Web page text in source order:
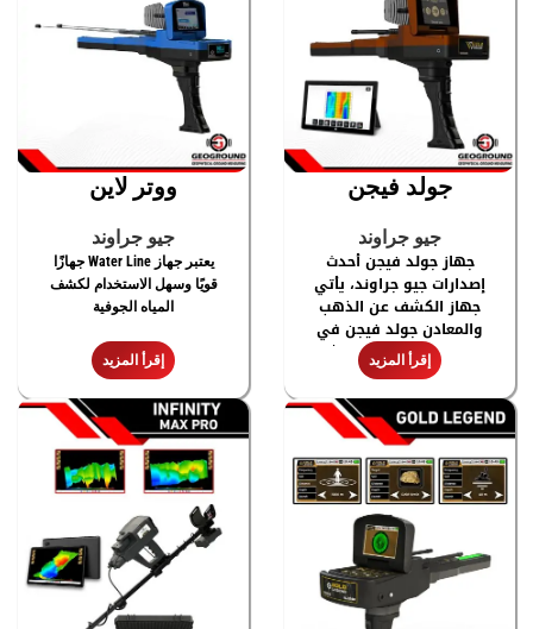
جولد فيجن
جيو جراوند
جهاز جولد فيجن أحدث
إصدارات جيو جراوند، يأتي
جهاز الكشف عن الذهب
والمعادن جولد فيجن في
المقدمة. بتقنيات حديثة
ومتقدمة والعديد من
الميزات سهلة الاستخدام
للكشف عن المعادن
والكنوز المدفونة بأنواعها
واستكشافها.
إقرأ المزيد
ووتر لاين
جيو جراوند
يعتبر جهاز Water Line جهازًا
قويًا وسهل الاستخدام لكشف
المياه الجوفية
إقرأ المزيد